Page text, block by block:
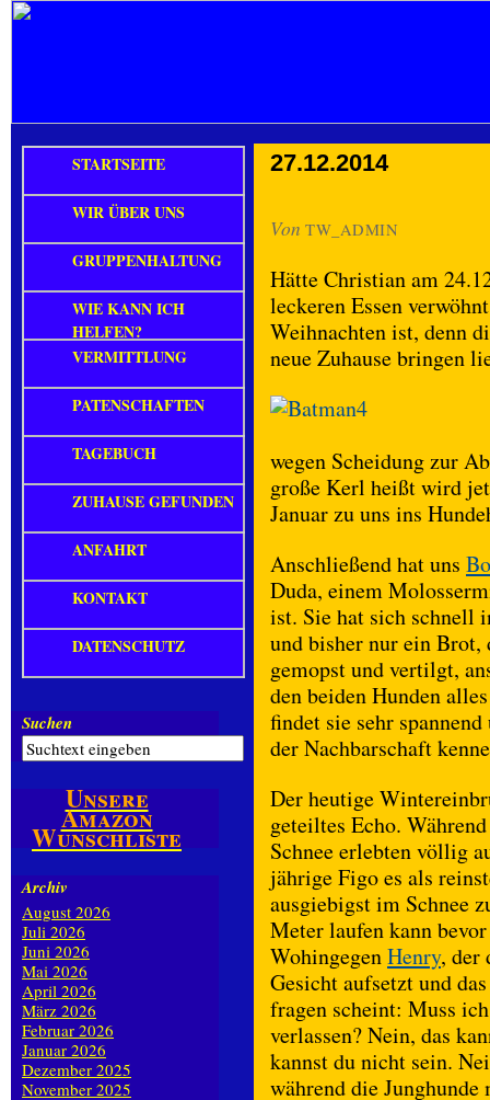
27.12.2014
Von TW_ADMIN
Hätte Christian am
leckeren Essen
Weihnachten ist, denn
neue Zuhause bringen
wegen Scheidung zur
große Kerl heißt wird
Januar zu uns ins
Anschließend hat uns Bo
Duda, einem
ist. Sie hat sich schnell
und bisher nur ein Brot,
gemopst und vertilgt,
den beiden Hunden
findet sie sehr
der Nachbarschaft
Der heutige
geteiltes Echo.
Schnee erlebten völlig
jährige Figo es als
ausgiebigst im Schnee
Meter laufen kann
WohingegenHenry, der
Gesicht aufsetzt und
fragen scheint: Muss
verlassen? Nein, das
kannst du nicht sein.
während die
STARTSEITE
WIR ÜBER UNS
GRUPPENHALTUNG
WIE KANN ICH
HELFEN?
VERMITTLUNG
PATENSCHAFTEN
TAGEBUCH
ZUHAUSE GEFUNDEN
ANFAHRT
KONTAKT
DATENSCHUTZ
Suchen
Unsere
Amazon
Wunschliste
Archiv
August 2026
Juli 2026
Juni 2026
Mai 2026
April 2026
März 2026
Februar 2026
Januar 2026
Dezember 2025
November 2025